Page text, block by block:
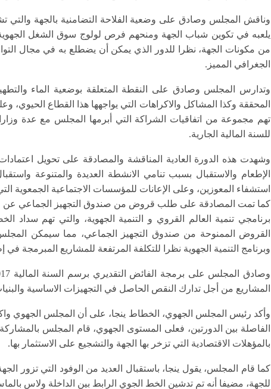
وناقش المجلس وصادق على وضعية الفلاحة التضامنية بالجهة والتي
يلعبه في تكوين شباب الجهة ومنحهم فرص لولوج سوق الشغل الجهوية
من مكونات الجهة، نظرا للدور الذي يمكن أن يضطلع به في مجال
الجغرافي المميز.
وتدارس المجلس وصادق على النقطة المتعلقة بوضعية الماء
المحققة وكذا المشاكل والاكراهات التي يواجهها هذا القطاع
تهم مجموعة من اتفاقيات الشراكة التي أبرمها المجلس مع عدة
للسنة المالية الجارية.
وشهدت هذه الدورة العادية المناقشة والمصادقة على تحويل
الإطعام والاستقبال بسبب تنامي الانشطة العديدة والمتنوعة
استشفاء المعوزين، وعلى الإعانات للمؤسسات الاجتماعية الجمعوية
كما تمت المصادقة على طلب قروض من صندوق التجهيز الجماعي عن
برنامجي تنمية العالم القروي و التنمية الجهوية، والتي تهم سداد
القروض الممنوحة من صندوق التجهيز الجماعي، مما سيمكن
وبرنامج التنمية الجهوية نظرا للتكلفة المرتفعة للمشاريع المبرمجة في
المشاريع من أجل تدارك النقص الحاصل في التجهيزات الاساسية
وأكد رئيس المجلس الجهوي، الخطاط ينجا، على أن المجلس الجهوي
الفاصلة بين الدورتين، فعلى المستوى الجهوي، قام المجلس
بالمؤهلات الاقتصادية التي تزخر بها الجهة والتشجيع على الاستثمار بها.
كما قام المجلس، يقول ينجا، باستقبال العديد من الوفود التي تزور
للجهة، مضيفا أنه تم تدشين الخط الجوي الرابط بين الداخلة ولاس